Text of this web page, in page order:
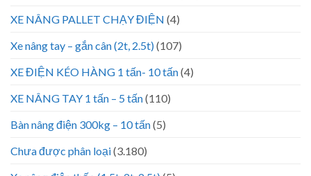
XE NÂNG PALLET CHẠY ĐIỆN (4)
Xe nâng tay – gắn cân (2t, 2.5t)(107)
XE ĐIỆN KÉO HÀNG 1 tấn- 10 tấn(4)
XE NÂNG TAY 1 tấn – 5 tấn(110)
Bàn nâng điện 300kg – 10 tấn(5)
Chưa được phân loại(3.180)